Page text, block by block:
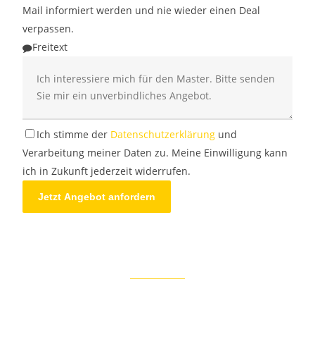
Mail informiert werden und nie wieder einen Deal
verpassen.
Freitext
Phone
Number*
Ich stimme der Datenschutzerklärungund
Verarbeitung meiner Daten zu. Meine Einwilligung kann
ich in Zukunft jederzeit widerrufen.
Jetzt Angebot anfordern